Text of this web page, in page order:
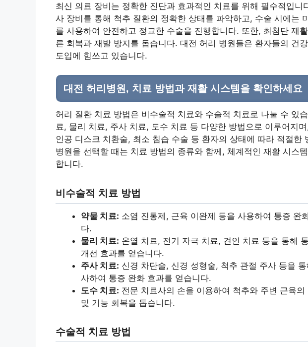
최신 의료 장비는 정확한 진단과 효과적인 치료를 위해 필수적입니
사 장비를 통해 척추 질환의 정확한 상태를 파악하고, 수술 시에는
를 사용하여 안전하고 정교한 수술을 진행합니다. 또한, 최첨단 재
른 회복과 재발 방지를 돕습니다. 대전 허리 병원들은 환자들의 건
도입에 힘쓰고 있습니다.
대전 허리병원, 치료 방법과 재활 시스템을 확인하세요
허리 질환 치료 방법은 비수술적 치료와 수술적 치료로 나눌 수 있
료, 물리 치료, 주사 치료, 도수 치료 등 다양한 방법으로 이루어지
인공 디스크 치환술, 최소 침습 수술 등 환자의 상태에 따라 적절한
병원을 선택할 때는 치료 방법의 종류와 함께, 체계적인 재활 시스
합니다.
비수술적 치료 방법
약물 치료: 소염 진통제, 근육 이완제 등을 사용하여 통증 완
다.
물리 치료: 온열 치료, 전기 자극 치료, 견인 치료 등을 통해
개선 효과를 얻습니다.
주사 치료: 신경 차단술, 신경 성형술, 척추 관절 주사 등을
사하여 통증 완화 효과를 얻습니다.
도수 치료: 전문 치료사의 손을 이용하여 척추와 주변 근육
및 기능 회복을 돕습니다.
수술적 치료 방법